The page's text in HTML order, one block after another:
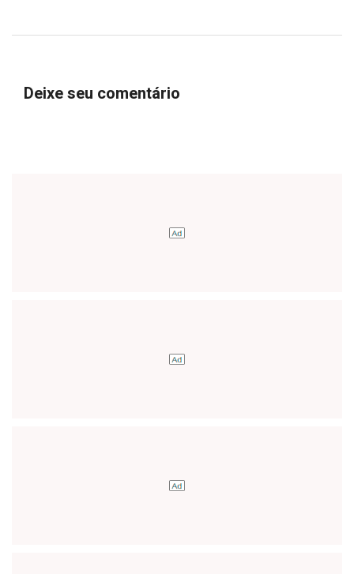
Deixe seu comentário